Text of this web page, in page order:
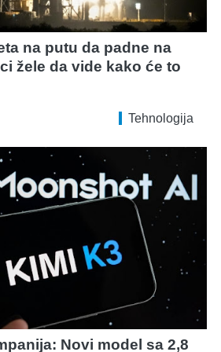
na putu da padne na
žele da vide kako će to
Tehnologija
Novi model sa 2,8